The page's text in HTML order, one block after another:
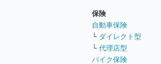
保険
自動車保険
└ ダイレクト型
└ 代理店型
バイク保険